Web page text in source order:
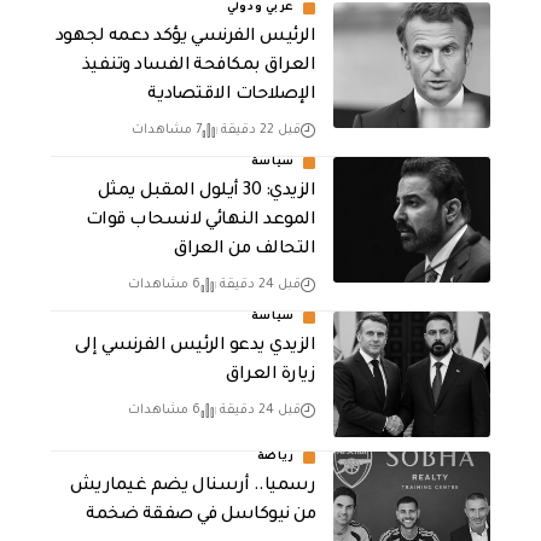
عربي ودولي
الرئيس الفرنسي يؤكد دعمه لجهود
العراق بمكافحة الفساد وتنفيذ
الإصلاحات الاقتصادية
قبل 22 دقيقة 7 مشاهدات
سياسة
الزيدي: 30 أيلول المقبل يمثل
الموعد النهائي لانسحاب قوات
التحالف من العراق
قبل 24 دقيقة 6 مشاهدات
سياسة
الزيدي يدعو الرئيس الفرنسي إلى
زيارة العراق
قبل 24 دقيقة 6 مشاهدات
رياضة
رسميا.. أرسنال يضم غيماريش
من نيوكاسل في صفقة ضخمة